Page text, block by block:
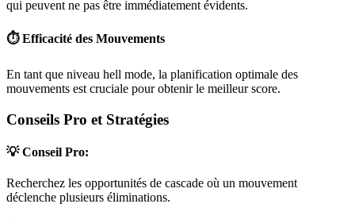
qui peuvent ne pas être immédiatement évidents.
⏱️ Efficacité des Mouvements
En tant que niveau hell mode, la planification optimale des
mouvements est cruciale pour obtenir le meilleur score.
Conseils Pro et Stratégies
💡 Conseil Pro:
Recherchez les opportunités de cascade où un mouvement
déclenche plusieurs éliminations.